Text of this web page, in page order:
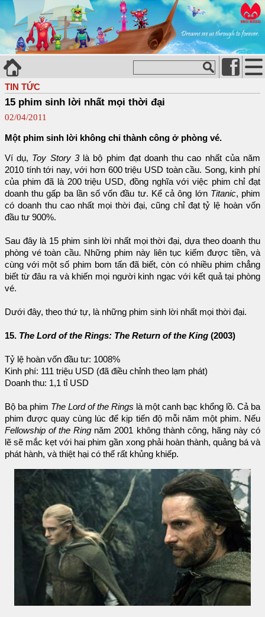
TIN TỨC
15 phim sinh lời nhất mọi thời đại
02/04/2011
Một phim sinh lời không chỉ thành công ở phòng vé.
Ví dụ, Toy Story 3là bộ phim đạt doanh thu cao nhất của năm
2010 tính tới nay, với hơn 600 triệu USD toàn cầu. Song, kinh phí
của phim đã là 200 triệu USD, đồng nghĩa với việc phim chỉ đạt
doanh thu gấp ba lần số vốn đầu tư. Kể cả ông lớn Titanic, phim
có doanh thu cao nhất mọi thời đại, cũng chỉ đạt tỷ lệ hoàn vốn
đầu tư 900%.
Sau đây là 15 phim sinh lời nhất mọi thời đại, dựa theo doanh thu
phòng vé toàn cầu. Những phim này liên tục kiếm được tiền, và
cùng với một số phim bom tấn đã biết, còn có nhiều phim chẳng
biết từ đâu ra và khiến mọi người kinh ngạc với kết quả tại phòng
vé.
Dưới đây, theo thứ tự, là những phim sinh lời nhất mọi thời đại.
15. The Lord of the Rings: The Return of the King (2003)
Tỷ lệ hoàn vốn đầu tư: 1008%
Kinh phí: 111 triệu USD (đã điều chỉnh theo lạm phát)
Doanh thu: 1,1 tỉ USD
Bộ ba phim The Lord of the Rings là một canh bạc khổng lồ. Cả ba
phim được quay cùng lúc để kịp tiến độ mỗi năm một phim. Nếu
Fellowship of the Ring năm 2001 không thành công, hãng này có
lẽ sẽ mắc kẹt với hai phim gần xong phải hoàn thành, quảng bá và
phát hành, và thiệt hại có thể rất khủng khiếp.